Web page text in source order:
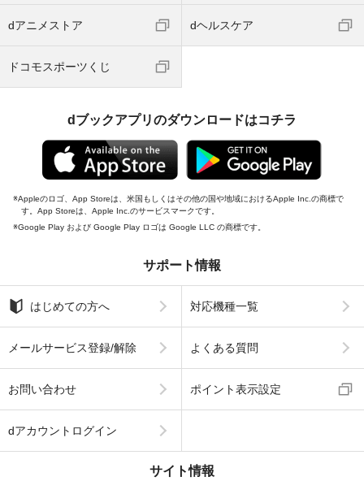
dアニメストア dヘルスケア
ドコモスポーツくじ
dブックアプリのダウンロードはコチラ
Appleのロゴ、App Storeは、米国もしくはその他の国や地域におけるApple Inc.の商標で
す。App Storeは、Apple Inc.のサービスマークです。
Google Play および Google Play ロゴは Google LLC の商標です。
サポート情報
はじめての方へ 対応機種一覧
メールサービス登録/解除 よくある質問
お問い合わせ ポイント表示設定
dアカウントログイン
サイト情報